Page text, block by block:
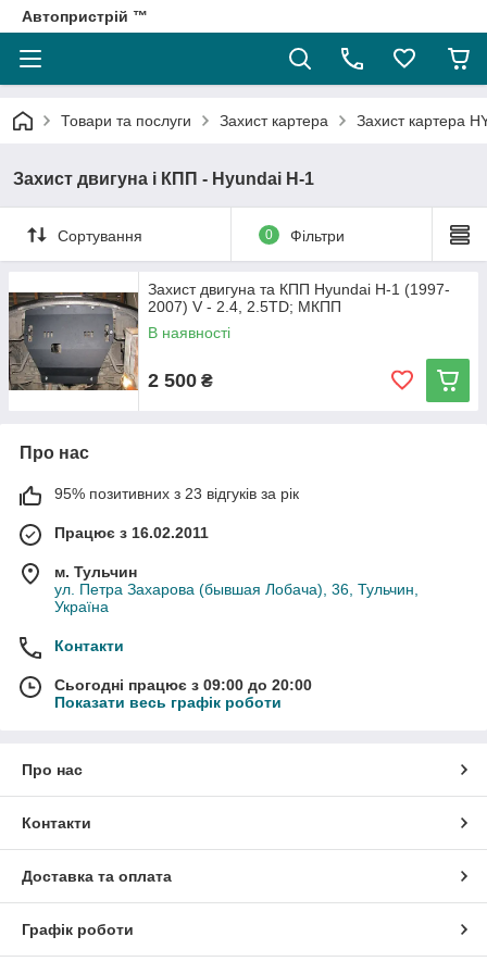
Автопристрій ™
Товари та послуги Захист картера Захист картера
Захист двигуна і КПП - Hyundai H-1
Сортування 0 Фільтри
Захист двигуна та КПП Hyundai H-1 (1997-
2007) V - 2.4, 2.5TD; МКПП
В наявності
2 500 ₴
Про нас
95% позитивних з 23 відгуків за рік
Працює з 16.02.2011
м. Тульчин
ул. Петра Захарова (бывшая Лобача), 36, Тульчин,
Україна
Контакти
Сьогодні працює з 09:00 до 20:00
Показати весь графік роботи
Про нас
Контакти
Доставка та оплата
Графік роботи